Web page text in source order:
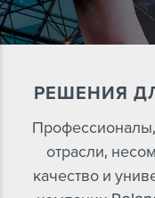
РЕШЕНИЯ
отрасли,
качество и